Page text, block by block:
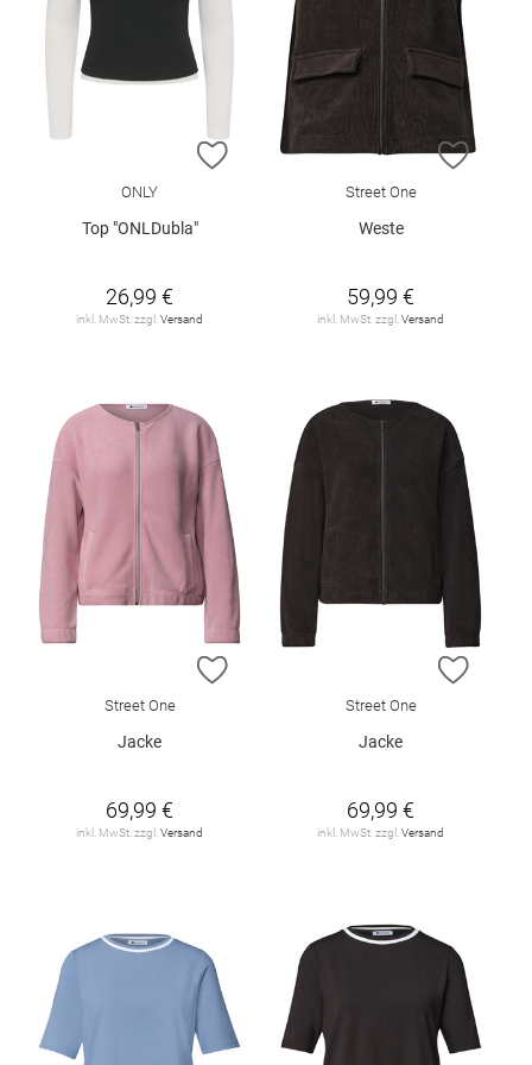
ZUR WUNSCHLISTE HINZUFÜGEN
ONLY
Top "ONLDubla"
26,99 €
inkl. MwSt. zzgl. Versand
ZUR
Street One
Weste
59,99 €
inkl. MwSt. zzgl. Versand
ZUR WUNSCHLISTE HINZUFÜGEN
Street One
Jacke
69,99 €
inkl. MwSt. zzgl.Versand
ZUR
Street One
Jacke
69,99 €
inkl. MwSt. zzgl.Versand